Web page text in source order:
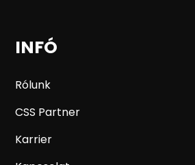
INFÓ
Rólunk
CSS Partner
Karrier